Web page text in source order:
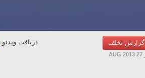
گزارش تخلف دریافت ویدئو: